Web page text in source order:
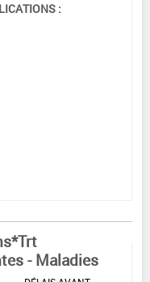
:
- Maladies